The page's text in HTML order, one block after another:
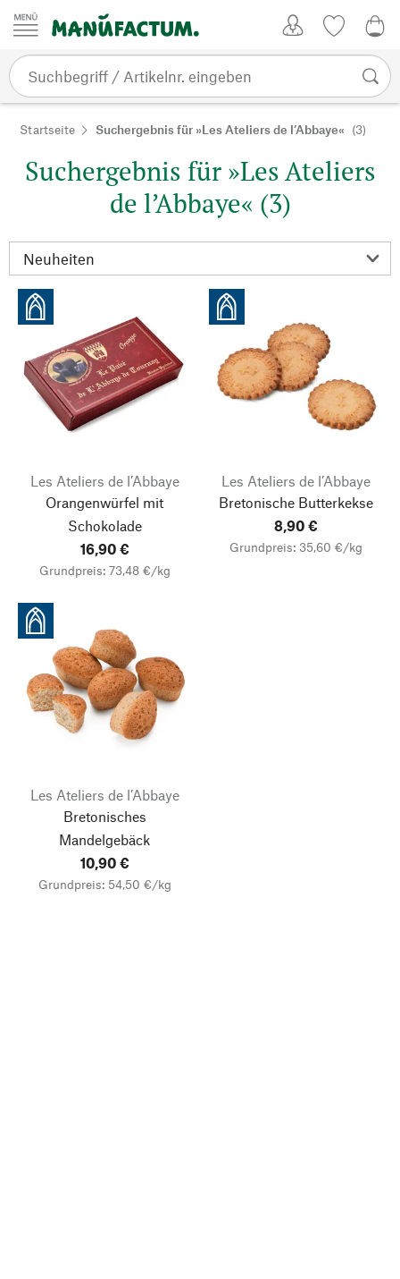
Zum Inhalt springen
Startseite Suchergebnis für »Les Ateliers de l’Abbaye« (3)
Suchergebnis für »Les Ateliers
de l’Abbaye« (3)
Les Ateliers de l’Abbaye
Orangenwürfel mit
Schokolade
16,90 €
Grundpreis: 73,48 €/kg
Les Ateliers de l’Abbaye
Bretonische Butterkekse
8,90 €
Grundpreis: 35,60 €/kg
Les Ateliers de l’Abbaye
Bretonisches
Mandelgebäck
10,90 €
Grundpreis: 54,50 €/kg